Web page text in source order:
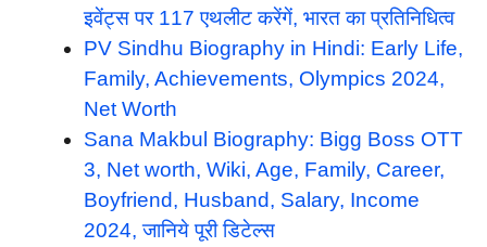
इवेंट्स पर 117 एथलीट करेंगें, भारत का प्रतिनिधित्व
PV Sindhu Biography in Hindi: Early Life,
Family, Achievements, Olympics 2024,
Net Worth
Sana Makbul Biography: Bigg Boss OTT
3, Net worth, Wiki, Age, Family, Career,
Boyfriend, Husband, Salary, Income
2024, जानिये पूरी डिटेल्स